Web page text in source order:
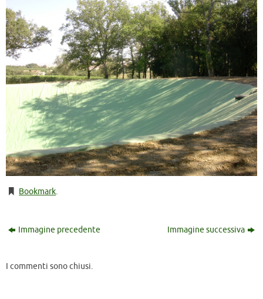
Bookmark.
Immagine precedente Immagine successiva
I commenti sono chiusi.